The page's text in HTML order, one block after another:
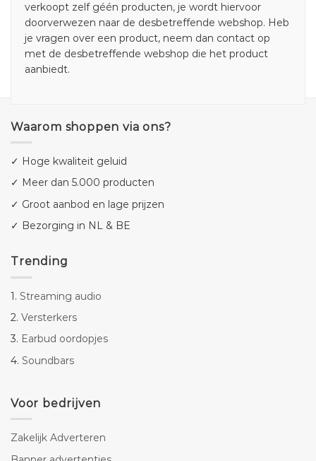
verkoopt zelf géén producten, je wordt hiervoor
doorverwezen naar de desbetreffende webshop. Heb
je vragen over een product, neem dan contact op
met de desbetreffende webshop die het product
aanbiedt.
Waarom shoppen via ons?
✓ Hoge kwaliteit geluid
✓ Meer dan 5.000 producten
✓ Groot aanbod en lage prijzen
✓ Bezorging in NL & BE
Trending
1. Streaming audio
2. Versterkers
3. Earbud oordopjes
4. Soundbars
Voor bedrijven
Zakelijk Adverteren